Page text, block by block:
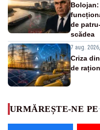
de
scădea
7 aug.
Criza
de
URMĂREȘTE-NE PE